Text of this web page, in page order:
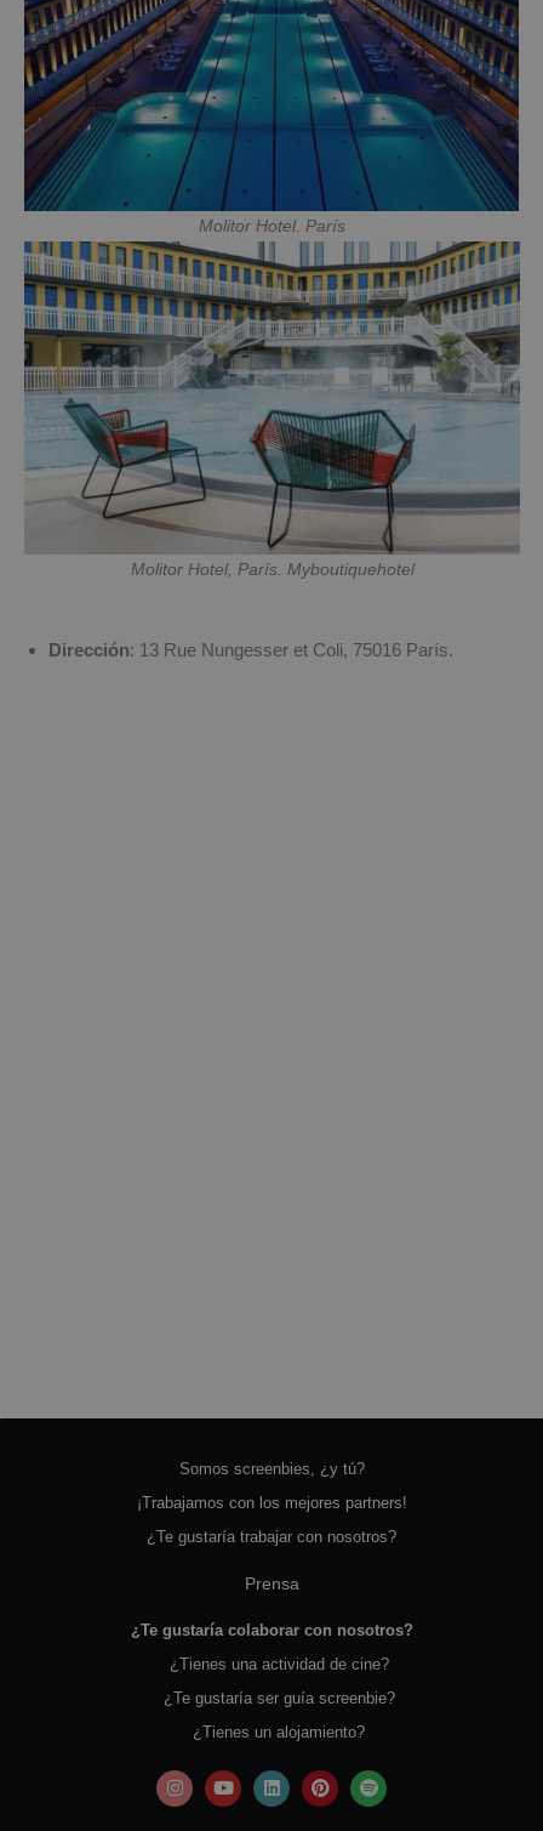
Molitor Hotel. París
Molitor Hotel, París. Myboutiquehotel
Dirección: 13 Rue Nungesser et Coli, 75016 París.
Somos screenbies, ¿y tú?
¡Trabajamos con los mejores partners!
¿Te gustaría trabajar con nosotros?
Prensa
¿Te gustaría colaborar con nosotros?
¿Tienes una actividad de cine?
¿Te gustaría ser guía screenbie?
¿Tienes un alojamiento?